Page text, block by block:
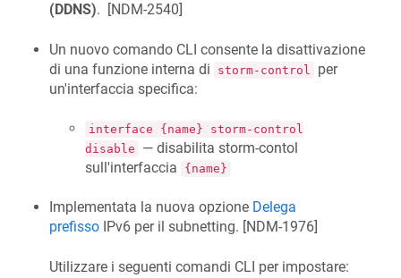
(DDNS). [NDM-2540]
Un nuovo comando CLI consente la disattivazione
di una funzione interna di
storm-control
per
un'interfaccia specifica:
interface {name} storm-control
disable
— disabilita storm-contol
sull'interfaccia
{name}
Implementata la nuova opzione Delega
prefisso IPv6 per il subnetting. [NDM-1976]
Utilizzare i seguenti comandi CLI per impostare: